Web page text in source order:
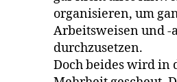
organisieren, um
Arbeitsweisen und
durchzusetzen.
Doch beides wird in